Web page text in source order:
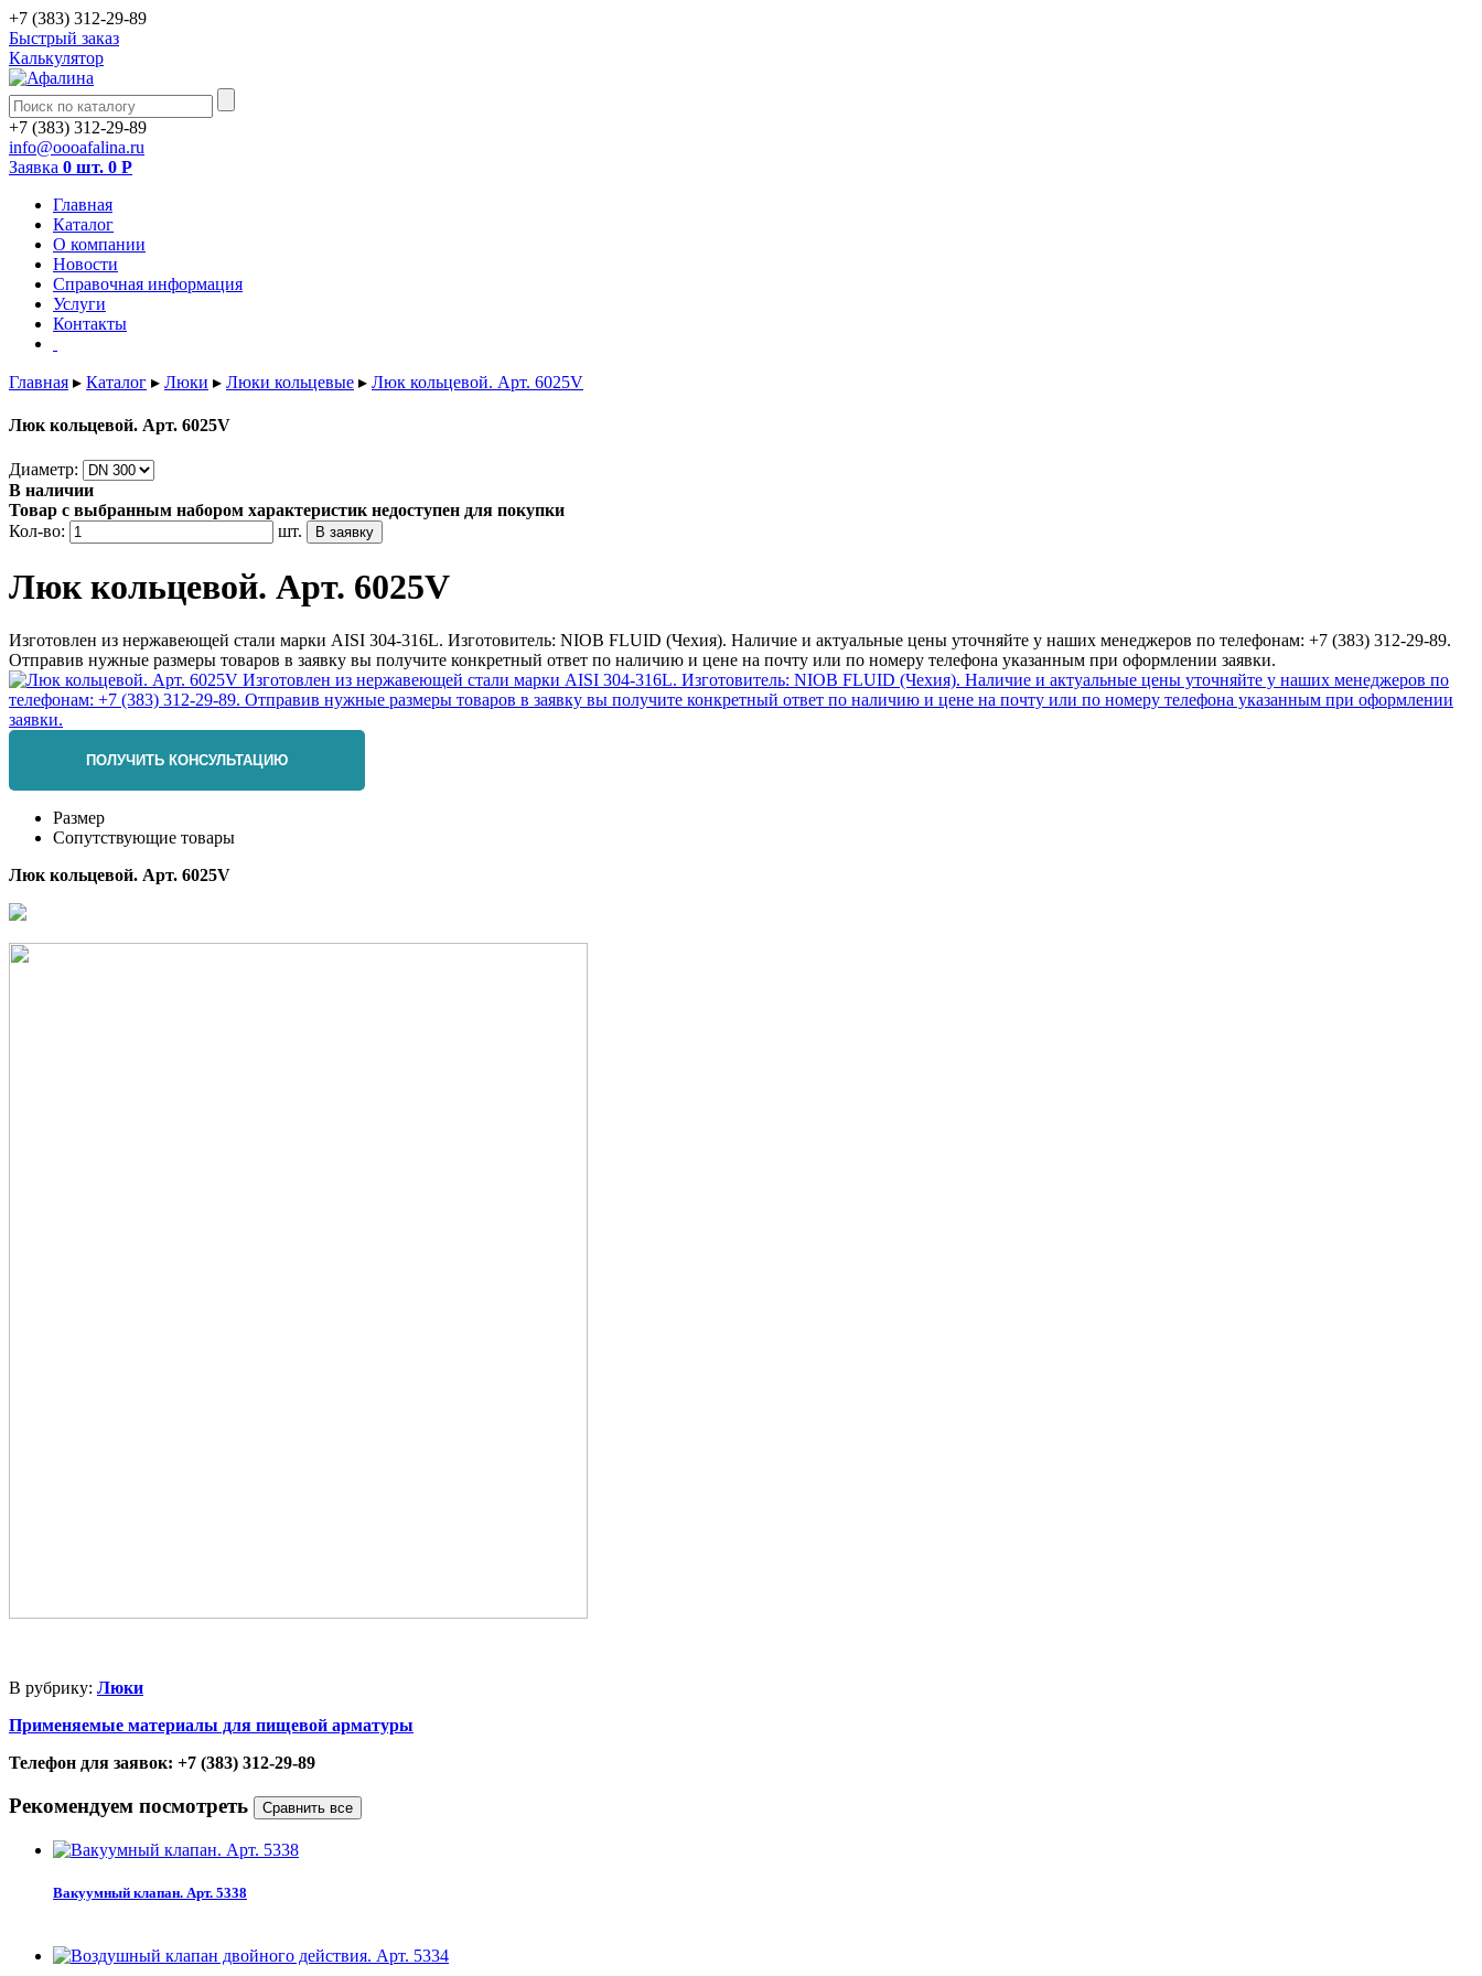
+7 (383) 312-29-89
Быстрый заказ
Калькулятор
+7 (383) 312-29-89
info@oooafalina.ru
Заявка 0 шт. 0 Р
Главная
Каталог
О компании
Новости
Справочная информация
Услуги
Контакты
Главная ▸ Каталог ▸ Люки ▸ Люки кольцевые ▸ Люк кольцевой. Арт. 6025V
Люк кольцевой. Арт. 6025V
Диаметр:
В наличии
Товар с выбранным набором характеристик недоступен для покупки
Кол-во:
шт.
Люк кольцевой. Арт. 6025V
Изготовлен из нержавеющей стали марки AISI 304-316L. Изготовитель: NIOB FLUID (Чехия). Наличие и актуальные цены уточняйте у наших менеджеров по телефонам: +7 (383) 312-29-89.
Отправив нужные размеры товаров в заявку вы получите конкретный ответ по наличию и цене на почту или по номеру телефона указанным при оформлении заявки.
ПОЛУЧИТЬ КОНСУЛЬТАЦИЮ
Размер
Сопутствующие товары
Люк кольцевой. Арт. 6025V
В рубрику: Люки
Применяемые материалы для пищевой арматуры
Телефон для заявок: +7 (383) 312-29-89
Рекомендуем посмотреть
Вакуумный клапан. Арт. 5338